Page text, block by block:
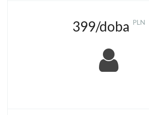
399/doba PLN